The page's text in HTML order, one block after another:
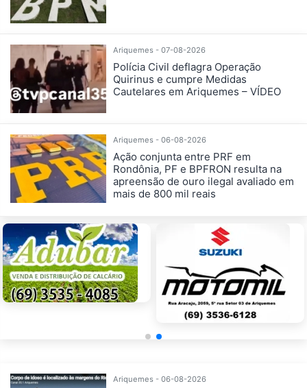
Ariquemes - 07-08-2026
Polícia Civil deflagra Operação
Quirinus e cumpre Medidas
Cautelares em Ariquemes – VÍDEO
Ariquemes - 06-08-2026
Ação conjunta entre PRF em
Rondônia, PF e BPFRON resulta na
apreensão de ouro ilegal avaliado em
mais de 800 mil reais
Ariquemes - 06-08-2026